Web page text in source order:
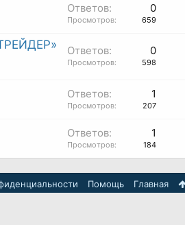
Ответов: 0
Просмотров: 659
Ответов: 0
Просмотров: 598
Ответов: 1
Просмотров: 207
Ответов: 1
Просмотров: 184
Помощь Главная